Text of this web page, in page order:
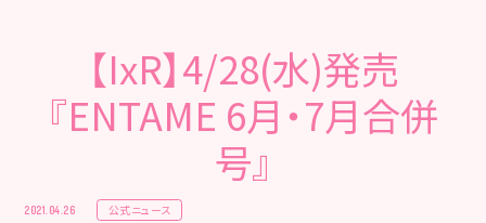
【IxR】4/28(水)発売
『ENTAME 6月・7月合併
号』
2021.04.26 公式ニュース